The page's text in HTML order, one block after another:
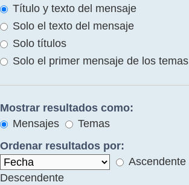
Título y texto del mensaje
Solo el texto del mensaje
Solo títulos
Solo el primer mensaje de los temas
Mostrar resultados como:
Mensajes
Temas
Ordenar resultados por:
Ascendente
Descendente